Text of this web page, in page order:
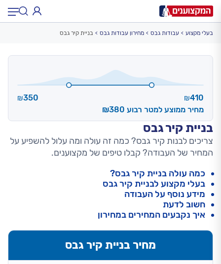
בניית קיר גבס
צריכים לבנות קיר גבס? כמה זה עולה ומה עלול להשפיע על
המחיר של העבודה? קבלו טיפים של מקצוענים.
₪410
₪350
מחיר ממוצע למטר רבוע ₪380
בעלי מקצוע עבודות גבס מחירון עבודות גבס בניית קיר גבס
כמה עולה בניית קיר גבס?
בעלי מקצוע לבניית קיר גבס
מידע נוסף על העבודה
חשוב לדעת
איך נקבעים המחירים במחירון
מחיר בניית קיר גבס